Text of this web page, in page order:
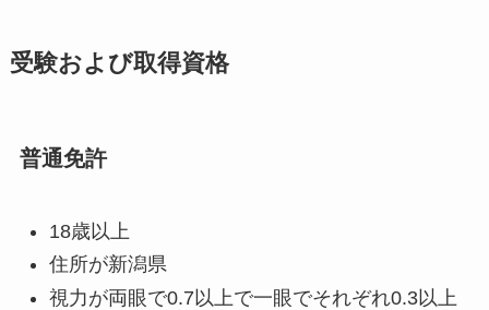
受験および取得資格
普通免許
18歳以上
住所が新潟県
視力が両眼で0.7以上で一眼でそれぞれ0.3以上